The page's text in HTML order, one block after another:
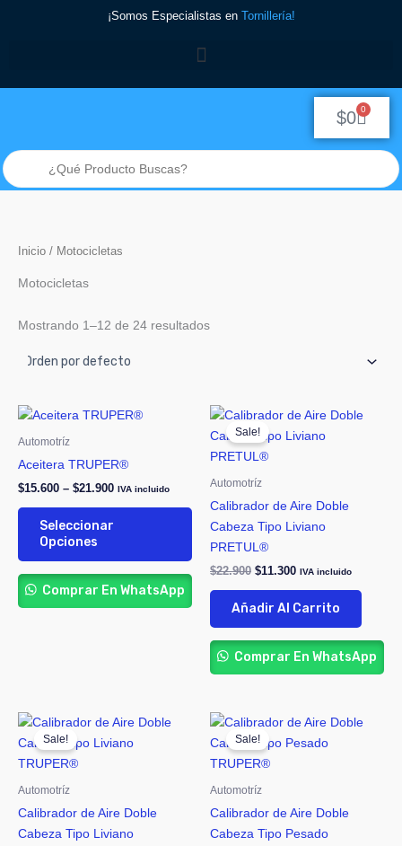
¡Somos Especialistas en Tornillería!
$0 0
Cart
Búsqueda
de
productos
Inicio / Motocicletas
Motocicletas
Mostrando 1–12 de 24 resultados
Automotríz
Aceitera TRUPER®
$15.600 – $21.900
Price
$21.900
IVA incluido
Seleccionar
Opciones
Este
producto
tiene
múltiples
se
pueden
página
Comprar En WhatsApp
Sale!
Automotríz
Calibrador de Aire Doble
Cabeza Tipo Liviano
PRETUL®
$22.900
Original
price
was:
$22.900.
$11.300
Current
is:
IVA incluido
Añadir Al Carrito
Comprar En WhatsApp
Sale!
Automotríz
Calibrador de Aire Doble
Cabeza Tipo Liviano
Original
price
was:
$28.700.
Current
is:
Sale!
Automotríz
Calibrador de Aire Doble
Cabeza Tipo Pesado
Original
price
was:
$49.800.
Current
is: